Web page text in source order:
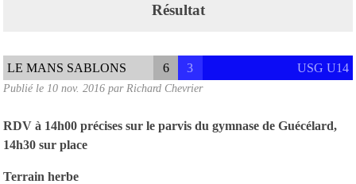
Résultat
LE MANS SABLONS 6 3 USG U14
Publié le 10 nov. 2016 par Richard Chevrier
RDV à 14h00 précises sur le parvis du gymnase de Guécélard,
14h30 sur place
Terrain herbe